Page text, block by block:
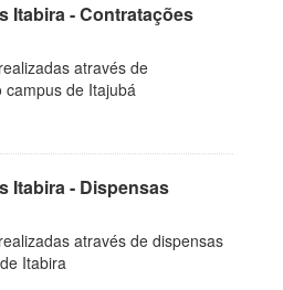
Itabira - Contratações
através de
de Itajubá
Itabira - Dispensas
através de dispensas
Itabira